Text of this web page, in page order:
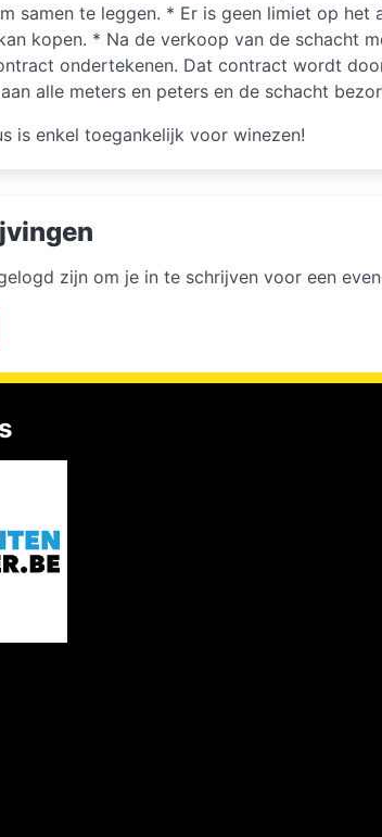
samen te leggen. * Er is geen limiet op het
kopen. * Na de verkoop van de schacht
ondertekenen. Dat contract wordt
alle meters en peters en de schacht
is enkel toegankelijk voor winezen!
zijn om je in te schrijven voor een